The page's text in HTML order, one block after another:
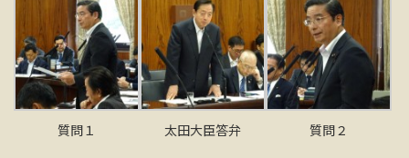
質問１ 太田大臣答弁 質問２